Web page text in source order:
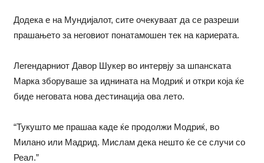
Додека е на Мундијалот, сите очекуваат да се разреши
прашањето за неговиот понатамошен тек на кариерата.
Легендарниот Давор Шукер во интервју за шпанската
Марка зборуваше за иднината на Модриќ и откри која ќе
биде неговата нова дестинација ова лето.
“Тукушто ме прашаа каде ќе продолжи Модриќ, во
Милано или Мадрид. Мислам дека нешто ќе се случи со
Реал.”